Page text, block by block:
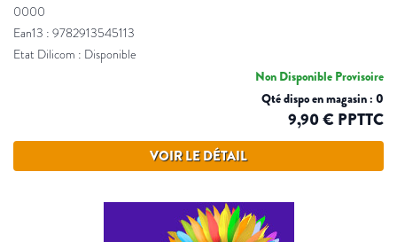
0000
Ean13 : 9782913545113
Etat Dilicom : Disponible
Non Disponible Provisoire
Qté dispo en magasin : 0
9,90 € PPTTC
VOIR LE DÉTAIL